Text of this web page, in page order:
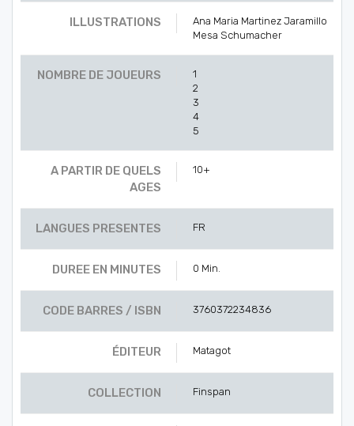
ILLUSTRATIONS
Ana Maria Martinez Jaramillo
Mesa Schumacher
NOMBRE DE JOUEURS
1
2
3
4
5
A PARTIR DE QUELS
AGES
10+
LANGUES PRESENTES FR
DUREE EN MINUTES 0 Min.
CODE BARRES / ISBN 3760372234836
ÉDITEUR Matagot
COLLECTION Finspan